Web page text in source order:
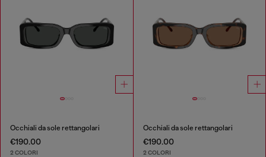
Occhiali da sole rettangolari
€190.00
2 COLORI
Occhiali da sole rettangolari
€190.00
2 COLORI